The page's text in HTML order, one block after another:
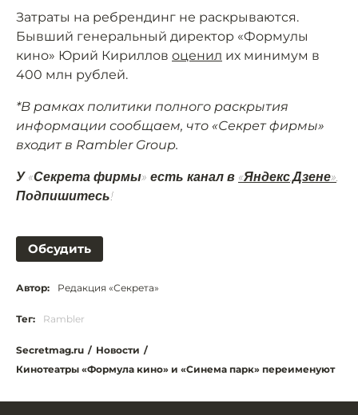
Затраты на ребрендинг не раскрываются.
Бывший генеральный директор «Формулы
кино» Юрий Кириллов оценил их минимум в
400 млн рублей.
*В рамках политики полного раскрытия
информации сообщаем, что «Секрет фирмы»
входит в Rambler Group.
У «Секрета фирмы» есть канал в «Яндекс.Дзене»
Подпишитесь!
Обсудить
Автор: Редакция «Секрета»
Тег: Rambler
Secretmag.ru / Новости /
Кинотеатры «Формула кино» и «Синема парк» переименуют